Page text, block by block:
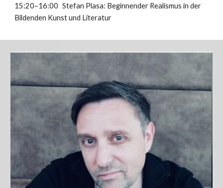
15:20–16:00 Stefan Plasa: Beginnender Realismus in der
Bildenden Kunst und Literatur